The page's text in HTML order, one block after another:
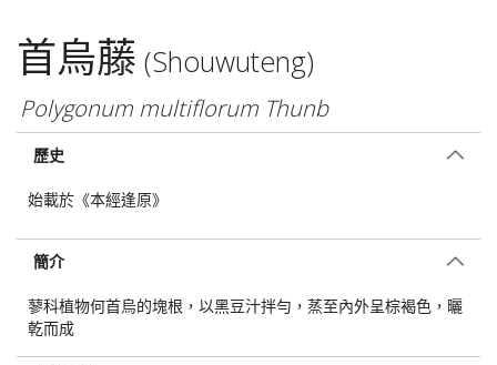
首烏藤 (Shouwuteng)
Polygonum multiflorum Thunb
歷史
始載於《本經逢原》
簡介
蓼科植物何首烏的塊根，以黑豆汁拌勻，蒸至內外呈棕褐色，曬
乾而成